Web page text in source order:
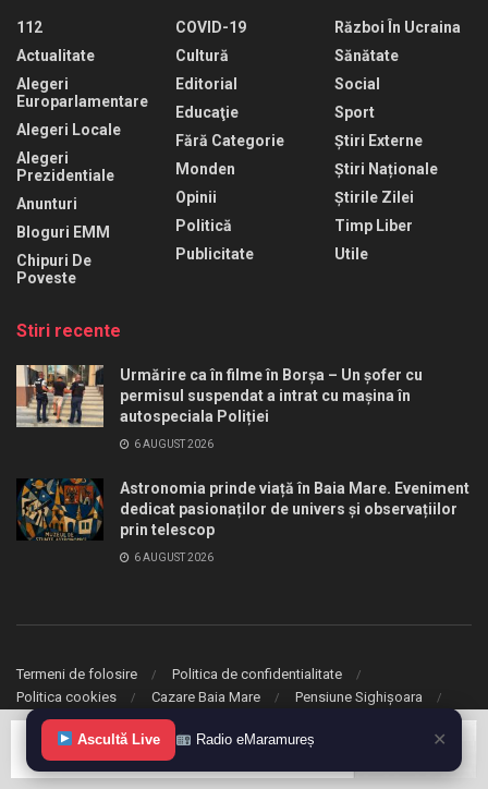
112
Actualitate
Alegeri
Europarlamentare
Alegeri Locale
Alegeri
Prezidentiale
Anunturi
Bloguri EMM
Chipuri De
Poveste
COVID-19
Cultură
Editorial
Educaţie
Fără Categorie
Monden
Opinii
Politică
Publicitate
Război În Ucraina
Sănătate
Social
Sport
Știri Externe
Știri Naționale
Știrile Zilei
Timp Liber
Utile
Stiri recente
Urmărire ca în filme în Borșa – Un șofer cu
permisul suspendat a intrat cu mașina în
autospeciala Poliției
6 AUGUST 2026
Astronomia prinde viață în Baia Mare. Eveniment
dedicat pasionaților de univers și observațiilor
prin telescop
6 AUGUST 2026
Termeni de folosire
Politica de confidentialitate
Politica cookies
Cazare Baia Mare Pensiune Sighișoara
© 2020 eMaramures. Toate drepturile rezervate.
Ascultă Live Radio eMaramureș ✕